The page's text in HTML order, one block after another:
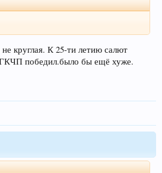
круглая. К 25-ти летию салют
победил.было бы ещё хуже.